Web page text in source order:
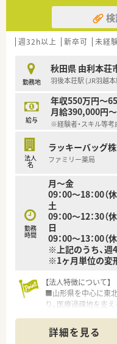
週32h以上 新卒可 未経
勤務地
秋田県 由利本荘
羽後本荘駅 (JR羽越
給与
年収550万円～
月給390,000円
※経験者・スキル等
法人
名
ラッキーバッグ
ファミリー薬局
勤務
時間
月～金
09：00～18：00（
土
09：00～12：30（
日
09：00～13：00（
※上記のうち、週
※1ヶ月単位の変
【法人特徴について】
■山形県を中心に東
り、医療過疎地を支
■敷地内薬局から門
り、薬剤師として幅
詳細を見る